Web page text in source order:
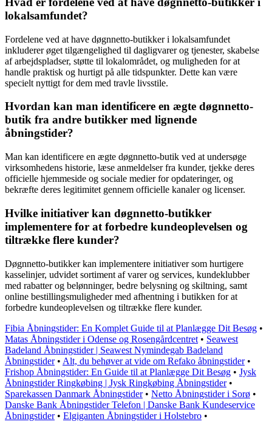
lokalsamfundet?
Fordelene ved at have døgnnetto-butikker i lokalsamfundet
inkluderer øget tilgængelighed til dagligvarer og tjenester, skabelse
af arbejdspladser, støtte til lokalområdet, og muligheden for at
handle praktisk og hurtigt på alle tidspunkter. Dette kan være
specielt nyttigt for dem med travle livsstile.
Hvordan kan man identificere en ægte døgnnetto-
butik fra andre butikker med lignende
åbningstider?
Man kan identificere en ægte døgnnetto-butik ved at undersøge
virksomhedens historie, læse anmeldelser fra kunder, tjekke deres
officielle hjemmeside og sociale medier for opdateringer, og
bekræfte deres legitimitet gennem officielle kanaler og licenser.
Hvilke initiativer kan døgnnetto-butikker
implementere for at forbedre kundeoplevelsen og
tiltrække flere kunder?
Døgnnetto-butikker kan implementere initiativer som hurtigere
kasselinjer, udvidet sortiment af varer og services, kundeklubber
med rabatter og belønninger, bedre belysning og skiltning, samt
online bestillingsmuligheder med afhentning i butikken for at
forbedre kundeoplevelsen og tiltrække flere kunder.
Fibia Åbningstider: En Komplet Guide til at Planlægge Dit Besøg •
Matas Åbningstider i Odense og Rosengårdcentret • Seawest
Badeland Åbningstider | Seawest Nymindegab Badeland
Åbningstider• Alt, du behøver at vide om Refako åbningstider•
Frishop Åbningstider: En Guide til at Planlægge Dit Besøg • Jysk
Åbningstider Ringkøbing | Jysk Ringkøbing Åbningstider•
Sparekassen Danmark Åbningstider• Netto Åbningstider i Sorø •
Danske Bank Åbningstider Telefon | Danske Bank Kundeservice
Åbningstider• Elgiganten Åbningstider i Holstebro •